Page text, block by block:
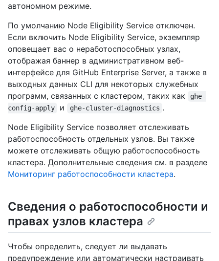
автономном режиме.
По умолчанию Node Eligibility Service отключен.
Если включить Node Eligibility Service, экземпляр
оповещает вас о неработоспособных узлах,
отображая баннер в административном веб-
интерфейсе для GitHub Enterprise Server, а также в
выходных данных CLI для некоторых служебных
программ, связанных с кластером, таких как
ghe-
config-apply
и ghe-cluster-diagnostics .
Node Eligibility Service позволяет отслеживать
работоспособность отдельных узлов. Вы также
можете отслеживать общую работоспособность
кластера. Дополнительные сведения см. в разделе
Мониторинг работоспособности кластера.
Сведения о работоспособности и
правах узлов кластера
Чтобы определить, следует ли выдавать
предупреждение или автоматически настраивать